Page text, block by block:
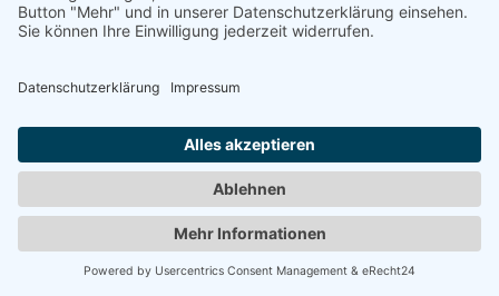
Datenschutzstandards einzuhalten. Weitere
Informationen hierzu erhalten Sie vom Anbieter unter
Link: https://www.dataprivacyframework.gov/s/participant
contact=true&id=a2zt00000011sfnAAA&status=Active
Wir nutzen WhatsApp in der Variante „WhatsApp
Business“.
Die Datenübertragung in die USA wird auf die
Standardvertragsklauseln der EU-Kommission gestützt.